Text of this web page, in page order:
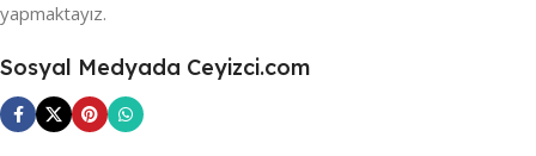
yapmaktayız.
Sosyal Medyada Ceyizci.com